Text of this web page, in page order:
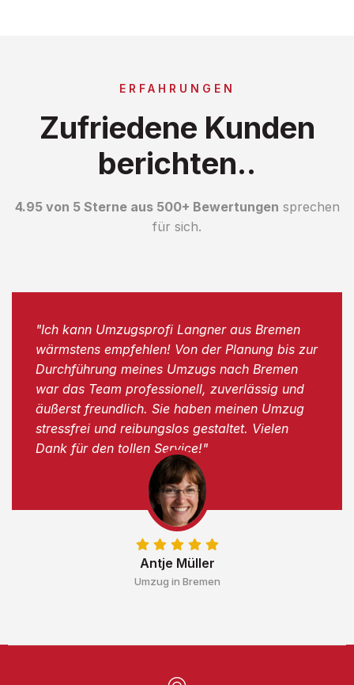
ERFAHRUNGEN
Zufriedene Kunden
berichten..
4.95 von 5 Sterne aus 500+ Bewertungen sprechen
für sich.
Antje Müller
Umzug in Bremen
"Ich kann Umzugsprofi Langner aus Bremen
wärmstens empfehlen! Von der Planung bis zur
Durchführung meines Umzugs nach Bremen
war das Team professionell, zuverlässig und
äußerst freundlich. Sie haben meinen Umzug
stressfrei und reibungslos gestaltet. Vielen
Dank für den tollen Service!"